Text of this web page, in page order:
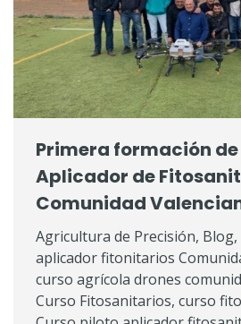
Primera formación
Aplicador de
Comunidad
Agricultura de Precisión, Blog,
aplicador fitonitarios
curso agrícola drones
Curso Fitosanitarios, curso